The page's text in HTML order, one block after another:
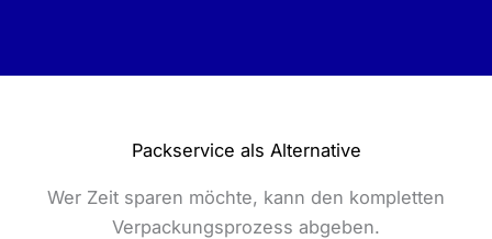
Packservice als Alternative
Wer Zeit sparen möchte, kann den kompletten
Verpackungsprozess abgeben.